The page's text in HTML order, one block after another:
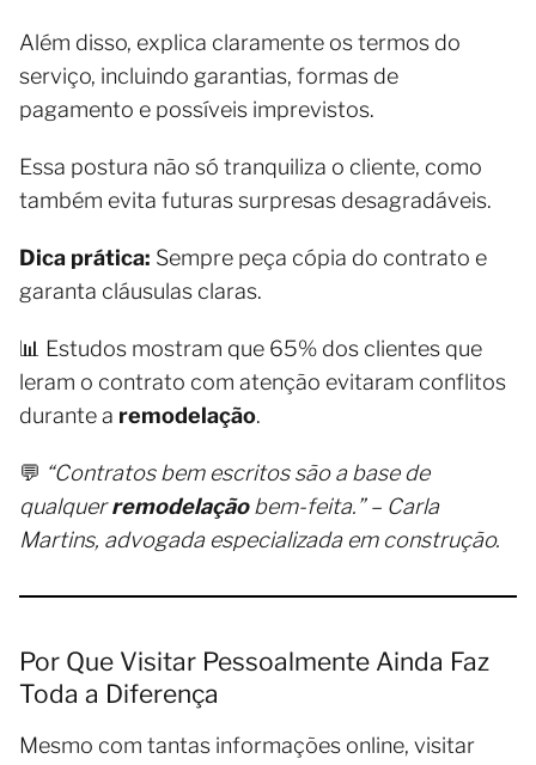
Além disso, explica claramente os termos do
serviço, incluindo garantias, formas de
pagamento e possíveis imprevistos.
Essa postura não só tranquiliza o cliente, como
também evita futuras surpresas desagradáveis.
Dica prática: Sempre peça cópia do contrato e
garanta cláusulas claras.
📊 Estudos mostram que 65% dos clientes que
leram o contrato com atenção evitaram conflitos
durante a remodelação.
💬 “Contratos bem escritos são a base de
qualquerremodelaçãobem-feita.” – Carla
Martins, advogada especializada em construção.
Por Que Visitar Pessoalmente Ainda Faz
Toda a Diferença
Mesmo com tantas informações online, visitar